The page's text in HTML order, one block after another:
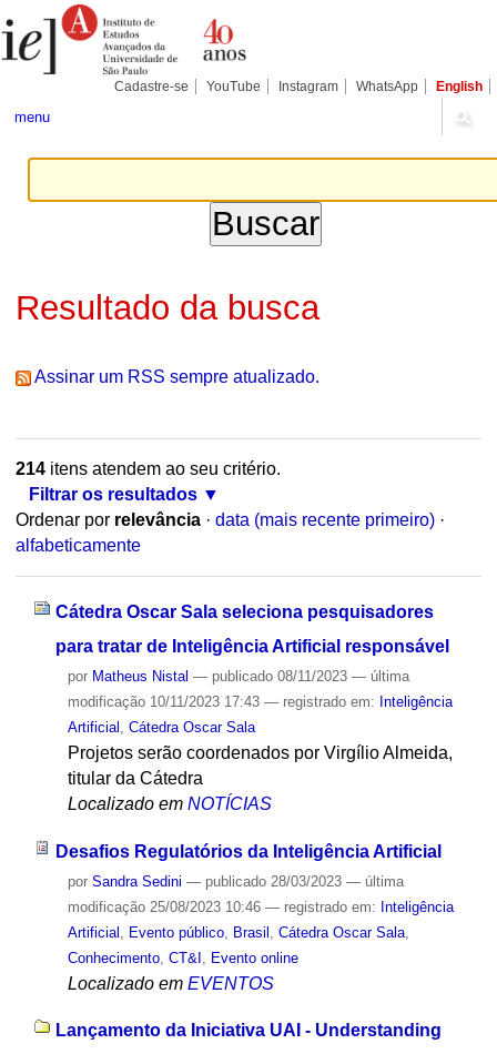
para
conteúdo.
Pessoais
Cadastre-se YouTube Instagram WhatsApp English
menu
Resultado da busca
Assinar um RSS sempre atualizado.
214itens atendem ao seu critério.
Filtrar os resultados
Ordenar por relevância · data (mais recente primeiro) ·
alfabeticamente
Cátedra Oscar Sala seleciona pesquisadores
para tratar de Inteligência Artificial responsável
por Matheus Nistal — publicado08/11/2023 — última
modificação10/11/2023 17:43 — registrado em: Inteligência
Artificial
Cátedra Oscar Sala
Projetos serão coordenados por Virgílio Almeida,
titular da Cátedra
Localizado em NOTÍCIAS
Desafios Regulatórios da Inteligência Artificial
por Sandra Sedini — publicado28/03/2023 — última
modificação25/08/2023 10:46 — registrado em: Inteligência
Artificial
Evento público, Brasil Cátedra Oscar Sala,
Conhecimento, CT&I Evento online
Localizado em EVENTOS
Lançamento da Iniciativa UAI - Understanding